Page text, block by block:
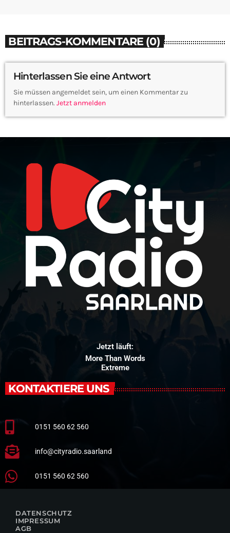
BEITRAGS-KOMMENTARE (0)
Hinterlassen Sie eine Antwort
Sie müssen angemeldet sein, um einen Kommentar zu
hinterlassen. Jetzt anmelden
Jetzt läuft:
More Than Words
Extreme
KONTAKTIERE UNS
0151 560 62 560
info@cityradio.saarland
0151 560 62 560
DATENSCHUTZ
IMPRESSUM
AGB